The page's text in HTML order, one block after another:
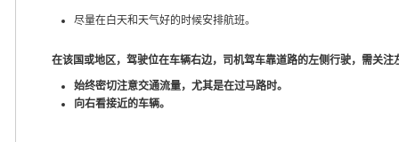
尽量在白天和天气好的时候安排航班。
在该国或地区，驾驶位在车辆右边，司机驾车靠道路的左侧行驶，需关注
始终密切注意交通流量，尤其是在过马路时。
向右看接近的车辆。